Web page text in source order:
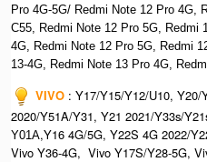
Pro 4G-5G/ Redmi Note 12 Pro 4G,
C55, Redmi Note 12 Pro 5G, Redmi
4G, Redmi Note 12 Pro 5G, Redmi
13-4G, Redmi Note 13 Pro 4G, R
VIVO : Y17/Y15/Y12/U10, Y20/
2020/Y51A/Y31, Y21 2021/Y33s/
Y01A,Y16 4G/5G, Y22S 4G 2022/
Vivo Y36-4G, Vivo Y17S/Y28-5G,